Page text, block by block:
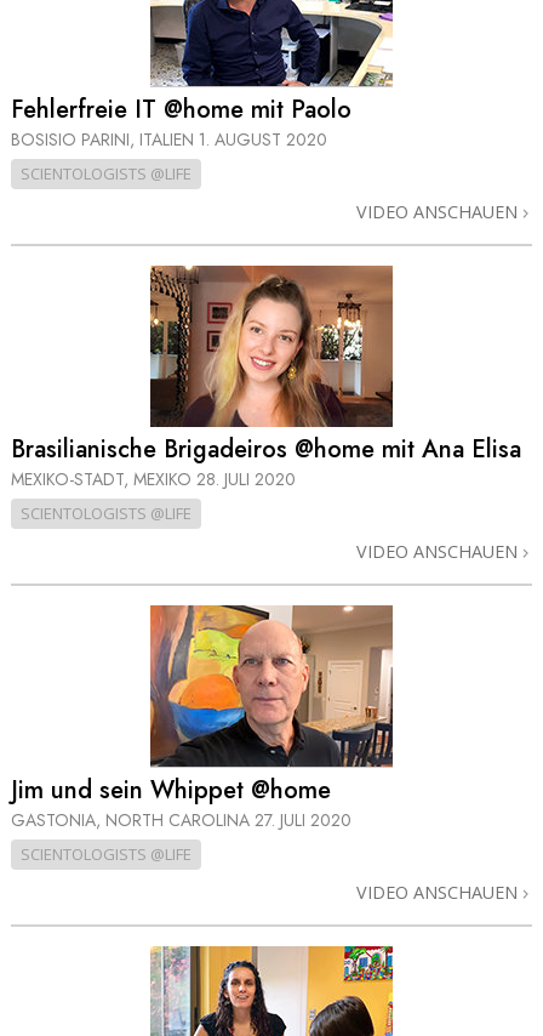
Fehlerfreie IT @home mit Paolo
BOSISIO PARINI, ITALIEN 1. AUGUST 2020
SCIENTOLOGISTS @LIFE
VIDEO ANSCHAUEN
Brasilianische Brigadeiros @home mit Ana Elisa
MEXIKO-STADT, MEXIKO 28. JULI 2020
SCIENTOLOGISTS @LIFE
VIDEO ANSCHAUEN
Jim und sein Whippet @home
GASTONIA, NORTH CAROLINA 27. JULI 2020
SCIENTOLOGISTS @LIFE
VIDEO ANSCHAUEN